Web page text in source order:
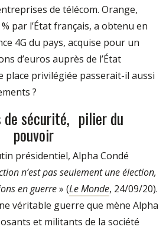
de télécom. Orange,
par l’État français, a obtenu en
4G du pays, acquise pour un
d’euros auprès de l’État
place privilégiée passerait-il aussi
?
de sécurité, pilier du
pouvoir
présidentiel, Alpha Condé
n’est pas seulement une élection,
en guerre» (Le Monde, 24/09/20).
véritable guerre que mène Alpha
et militants de la société